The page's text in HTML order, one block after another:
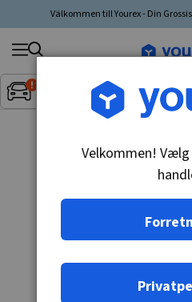
Välkommen till Yourex - Din
Inget fordon valt▼
Søg
produkt,
producent,
Velkommen!